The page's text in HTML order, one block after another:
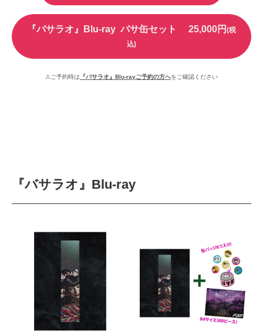
『バサラオ』Blu-ray バサ缶セット 25,000円 (税
込)
⚠ご予約時は 『バサラオ』Blu-rayご予約の方へをご確認ください
『バサラオ』Blu-ray